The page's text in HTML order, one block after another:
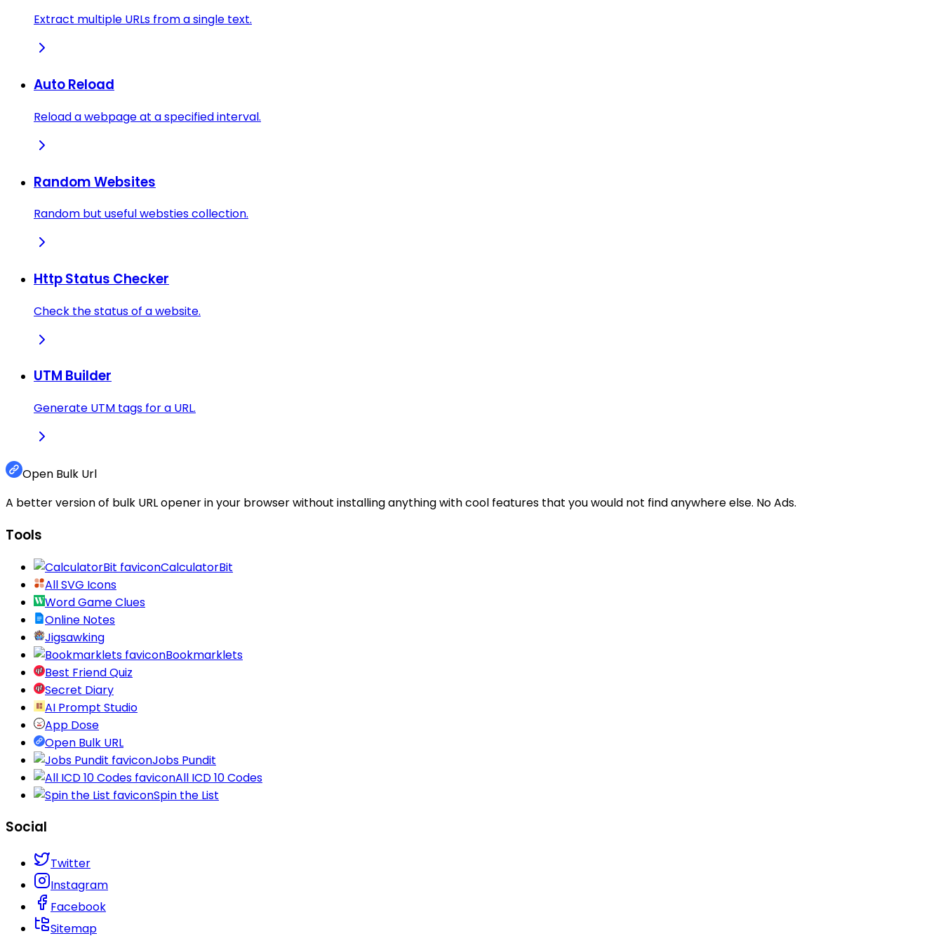
Extract multiple URLs from a single text.
Auto Reload
Reload a webpage at a specified interval.
Random Websites
Random but useful websties collection.
Http Status Checker
Check the status of a website.
UTM Builder
Generate UTM tags for a URL.
Open Bulk Url
A better version of bulk URL opener in your browser without installing anything with cool features that you would not find anywhere else. No Ads.
Tools
CalculatorBit
All SVG Icons
Word Game Clues
Online Notes
Jigsawking
Bookmarklets
Best Friend Quiz
Secret Diary
AI Prompt Studio
App Dose
Open Bulk URL
Jobs Pundit
All ICD 10 Codes
Spin the List
Social
Twitter
Instagram
Facebook
Sitemap